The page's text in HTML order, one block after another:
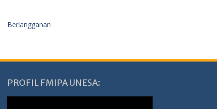
Berlangganan
PROFIL FMIPA UNESA: